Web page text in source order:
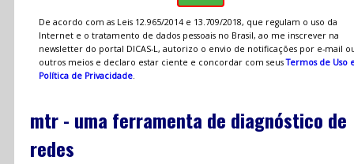
De acordo com as Leis 12.965/2014 e 13.709/2018, que regulam o uso da
Internet e o tratamento de dados pessoais no Brasil, ao me inscrever na
newsletter do portal DICAS-L, autorizo o envio de notificações por e-mail
outros meios e declaro estar ciente e concordar com seusTermos de Uso
Política de Privacidade.
mtr - uma ferramenta de diagnóstico de
redes